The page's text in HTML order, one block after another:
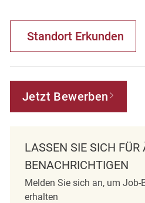
Standort Erkunden
Jetzt Bewerben
LASSEN SIE SICH
BENACHRICHTIGEN
Melden Sie sich an, um
erhalten